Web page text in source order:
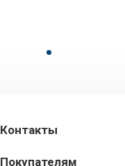
Контакты
Покупателям